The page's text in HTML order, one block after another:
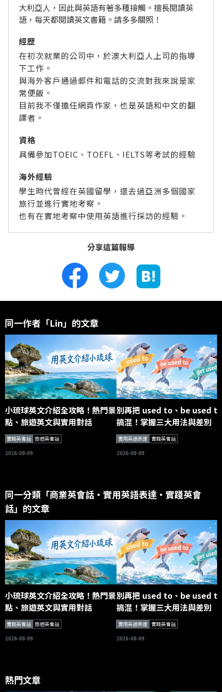
大利亞人，因此與英語有著多種接觸。擅長閱讀英
語，每天都閱讀英文書籍。請多多關照！
經歴
在初次就業的公司中，於澳大利亞人上司的指導
下工作。
與海外客戶通過郵件和電話的交流對我來說是家
常便飯。
目前我不僅擔任網頁作家，也是英語和中文的翻
譯者。
資格
具備參加TOEIC、TOEFL、IELTS等考試的經驗
海外經驗
學生時代曾經在英國留學，還去過亞洲多個國家
旅行並進行實地考察。
也有在實地考察中使用英語進行採訪的經驗。
分享這篇報導
同一作者「Lin」的文章
小琉球英文介紹全攻略！熱門景
點、旅遊英文與實用對話
實踐英會話 旅遊英會話
2026-08-09
別再把 used to、be used to
搞混！掌握三大用法與差別
實用英語表達 實踐英會話
2026-08-09
同一分類「商業英會話・實用英語表達・實踐英會
話」的文章
小琉球英文介紹全攻略！熱門景
點、旅遊英文與實用對話
實踐英會話 旅遊英會話
2026-08-09
別再把 used to、be used to
搞混！掌握三大用法與差別
實用英語表達 實踐英會話
2026-08-09
熱門文章